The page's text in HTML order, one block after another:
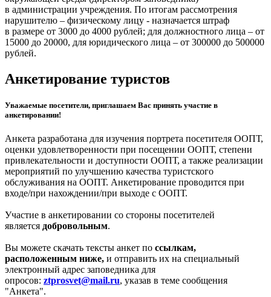
государственным инспектором в области охраны
окружающей среды (директором заповедника)
в администрации учреждения. По итогам рассмотрения
нарушителю – физическому лицу - назначается штраф
в размере от 3000 до 4000 рублей; для должностного лица – от
рублей.
Анкетирование туристов
анкетировании!
Анкета разработана для изучения портрета посетителя ООПТ,
оценки удовлетворенности при посещении ООПТ, степени
привлекательности и доступности ООПТ, а также реализации
мероприятий по улучшению качества туристского
входе/при нахождении/при выходе с ООПТ.
являетсядобровольным.
Вы можете скачать тексты анкет поссылкам,
расположенным ниже,и отправить их на специальный
электронный адрес заповедника для